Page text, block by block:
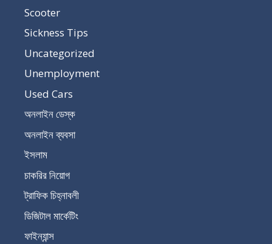
Scooter
Sickness Tips
Uncategorized
Unemployment
Used Cars
অনলাইন ডেস্ক
অনলাইন ব্যবসা
ইসলাম
চাকরির নিয়োগ
ট্রাফিক চিহ্নাবলী
ডিজিটাল মার্কেটিং
ফাইন্যান্স